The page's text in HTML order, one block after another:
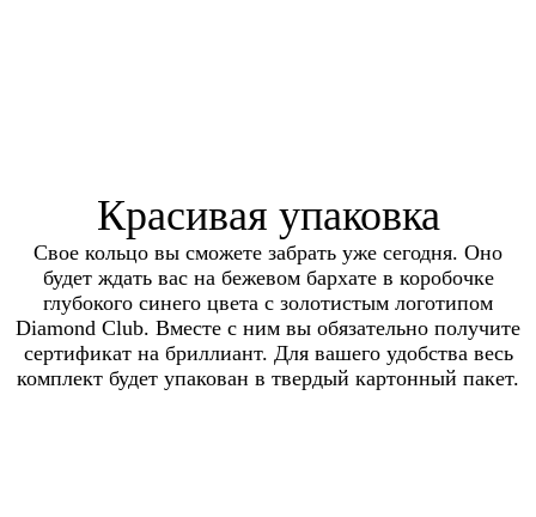
Красивая упаковка
Свое кольцо вы сможете забрать уже сегодня. Оно
будет ждать вас на бежевом бархате в коробочке
глубокого синего цвета с золотистым логотипом
Diamond Club. Вместе с ним вы обязательно получите
сертификат на бриллиант. Для вашего удобства весь
комплект будет упакован в твердый картонный пакет.